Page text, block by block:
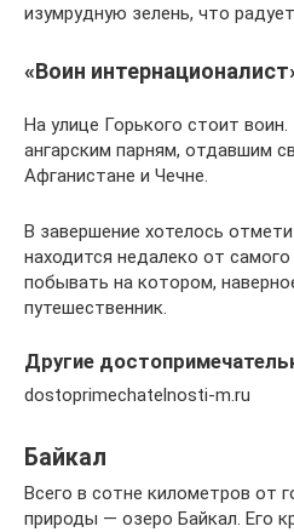
изумрудную зелень, что
«Воин
На улице Горького стоит
ангарским парням, отдавшим
Афганистане и Чечне.
В завершение хотелось
находится недалеко от
побывать на котором,
путешественник.
Другие
dostoprimechatelnosti-m.ru
Байкал
Всего в сотне километров от
природы — озеро Байкал. Его